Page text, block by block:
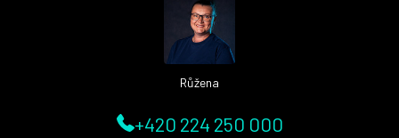
Růžena
+420 224 250 000